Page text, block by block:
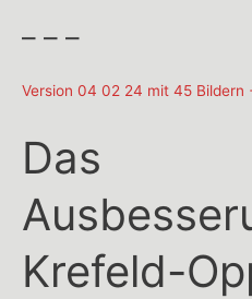
– – –
Version 04 02 24 mit 45 Bildern
Das
Krefeld-